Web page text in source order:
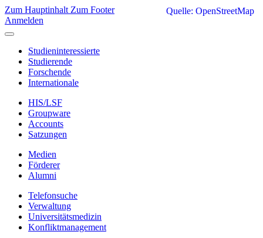
Zum Hauptinhalt Zum Footer
Anmelden
Studieninteressierte
Studierende
Forschende
Internationale
HIS/LSF
Groupware
Accounts
Satzungen
Medien
Förderer
Alumni
Telefonsuche
Verwaltung
Universitätsmedizin
Konfliktmanagement
Quelle: OpenStreetMap